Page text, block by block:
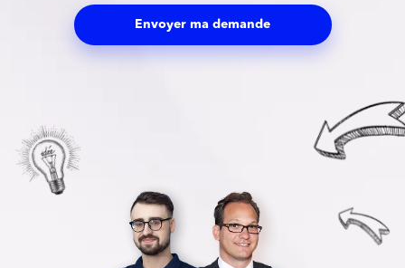
Envoyer ma demande